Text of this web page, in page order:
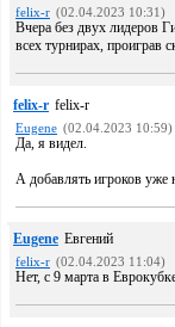
felix-r (02.04.2023 10:31)
Вчера без двух лидеров
всех турнирах, проиграв
felix-r felix-r
Eugene (02.04.2023 10:59)
Да, я видел.
А добавлять игроков уже
Eugene Евгений
felix-r (02.04.2023 11:04)
Нет, с 9 марта в